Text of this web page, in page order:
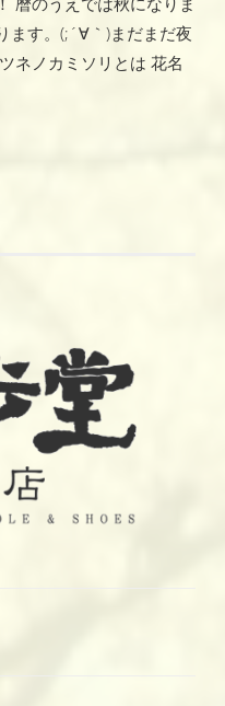
ます。(;´∀｀)まだまだ夜
ネノカミソリとは 花名